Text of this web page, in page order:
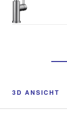
3D ANSICHT